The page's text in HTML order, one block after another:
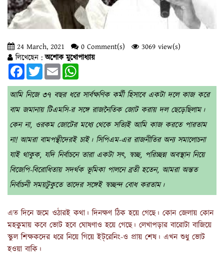
24 March, 2021 0 Comment(s)
3069 view(s)
লিখেছেন :অশোক মুখোপাধ্যায়
FacebookTwitterEmail
আমি নিজে ৩৭ বছর ধরে সার্বক্ষণিক কর্মী হিসাবে একটা দলে কাজ করে
বাম জমানায় টিএমসি-র সঙ্গে রাজনৈতিক জোট করায় দল ছেড়েছিলাম।
কেন না, ওরকম জোটের মধ্যে থেকে সত্যিই আমি কাজ করতে পারতাম
না! আমরা বামপন্থীদেরই চাই। সিপিএম-এর রাজনীতির অন্য সমালোচনা
যাই থাকুক, যদি নির্বাচনে তারা একটা সৎ, স্বচ্ছ, পরিচ্ছন্ন অবস্থান নিয়ে
বিজেপি-বিরোধিতায় সদর্থক ভূমিকা পালনে ব্রতী হতেন, আমরা অন্তত
নির্বাচনী সময়টুকুতে তাদের সঙ্গেই স্বচ্ছন্দ বোধ করতাম।
এত দিনে জমে ওঠারই কথা। দিনক্ষণ ঠিক হয়ে গেছে। কোন জেলায় কোন
মহকুমায় কবে ভোট হবে ঘোষণাও হয়ে গেছে। লেখাপড়ার বারোটা বাজিয়ে
স্কুল শিক্ষকদের ধরে নিয়ে গিয়ে ইট্‌রেনিং-ও প্রায় শেষ। এখন শুধু ভোট
হওয়া বাকি।